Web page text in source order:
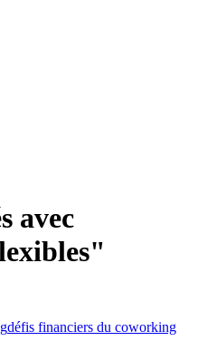
avec
"
défis financiers du coworking